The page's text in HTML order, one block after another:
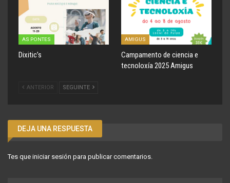
AS PONTES
Dixitic’s
AMIGUS
Campamento de ciencia e
tecnoloxía 2025 Amigus
ANTERIOR SEGUINTE
DEJA UNA RESPUESTA
Tes que iniciar sesión para publicar comentarios.